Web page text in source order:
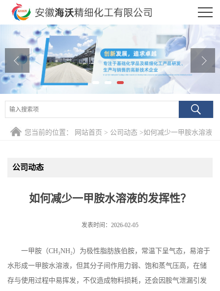
公司首页
公司介绍
公司动态
产品展厅
在线留言
您当前的位置： 网站首页 > 公司动态 >如何减少一甲胺水溶液
公司动态
如何减少一甲胺水溶液的发挥性？
发表时间：2026-02-05
一甲胺（CH₃NH₂）为极性脂肪族伯胺，常温下呈气态，易溶于
水形成一甲胺水溶液，但其分子间作用力弱、饱和蒸气压高，在储
存与使用过程中易挥发，不仅造成物料损耗，还会因胺气泄漏引发